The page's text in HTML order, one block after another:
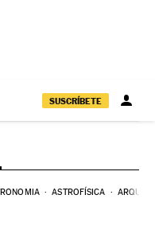
SUSCRÍBETE
ASTROFÍSICA